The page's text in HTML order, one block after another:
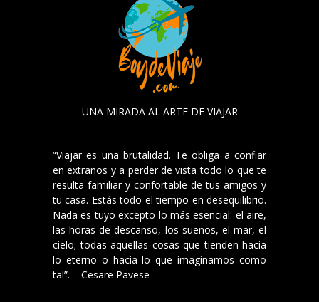
UNA MIRADA AL ARTE DE VIAJAR
“Viajar es una brutalidad. Te obliga a confiar
en extraños y a perder de vista todo lo que te
resulta familiar y confortable de tus amigos y
tu casa. Estás todo el tiempo en desequilibrio.
Nada es tuyo excepto lo más esencial: el aire,
las horas de descanso, los sueños, el mar, el
cielo; todas aquellas cosas que tienden hacia
lo eterno o hacia lo que imaginamos como
tal”. – Cesare Pavese